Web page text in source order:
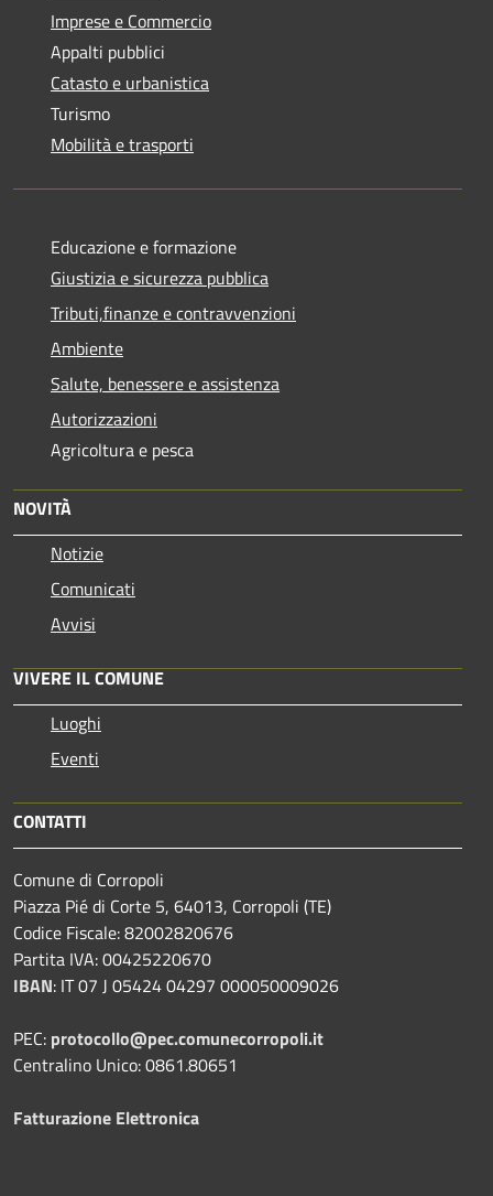
Imprese e Commercio
Appalti pubblici
Catasto e urbanistica
Turismo
Mobilità e trasporti
Educazione e formazione
Giustizia e sicurezza pubblica
Tributi,finanze e contravvenzioni
Ambiente
Salute, benessere e assistenza
Autorizzazioni
Agricoltura e pesca
NOVITÀ
Notizie
Comunicati
Avvisi
VIVERE IL COMUNE
Luoghi
Eventi
CONTATTI
Comune di Corropoli
Piazza Pié di Corte 5, 64013, Corropoli (TE)
Codice Fiscale: 82002820676
Partita IVA: 00425220670
IBAN: IT 07 J 05424 04297 000050009026
PEC: protocollo@pec.comunecorropoli.it
Centralino Unico: 0861.80651
Fatturazione Elettronica